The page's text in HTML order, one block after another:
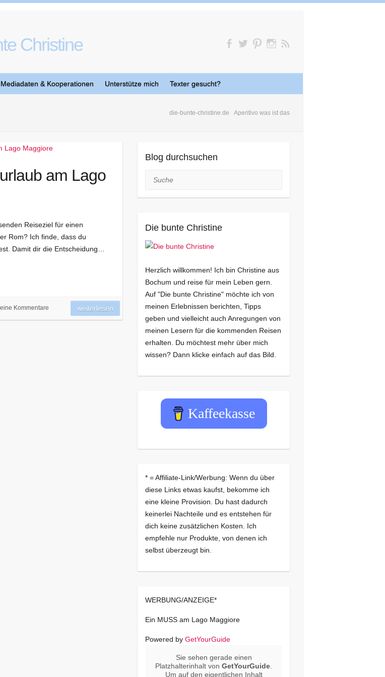
Mediadaten & Kooperationen Unterstütze mich Texter gesucht?
die-bunte-christine.de Aperitivo was ist das
am Lago
Reiseziel für einen
Rom? Ich finde, dass du
Damit dir die Entscheidung…
Kommentare weiterlesen
Blog durchsuchen
Suche
Die bunte Christine
Herzlich willkommen! Ich bin Christine aus
Bochum und reise für mein Leben gern.
Auf "Die bunte Christine" möchte ich von
meinen Erlebnissen berichten, Tipps
geben und vielleicht auch Anregungen von
meinen Lesern für die kommenden Reisen
erhalten. Du möchtest mehr über mich
wissen? Dann klicke einfach auf das Bild.
Kaffeekasse
* = Affiliate-Link/Werbung: Wenn du über
diese Links etwas kaufst, bekomme ich
eine kleine Provision. Du hast dadurch
keinerlei Nachteile und es entstehen für
dich keine zusätzlichen Kosten. Ich
empfehle nur Produkte, von denen ich
selbst überzeugt bin.
WERBUNG/ANZEIGE*
Ein MUSS am Lago Maggiore
Powered by GetYourGuide
Sie sehen gerade einen
Platzhalterinhalt vonGetYourGuide
Um auf den eigentlichen Inhalt